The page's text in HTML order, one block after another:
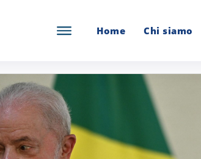
Home Chi siamo